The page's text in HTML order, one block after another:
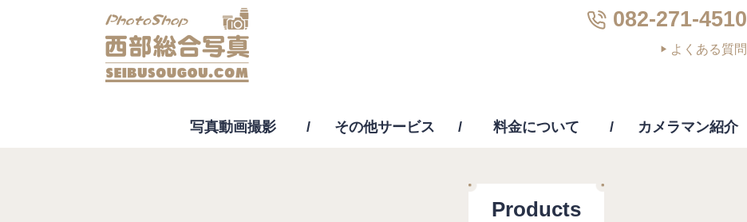
082-271-4510
よくある質問
写真動画撮影 その他サービス
PC修理・修復・復元
料金について カメラマン紹介
Products